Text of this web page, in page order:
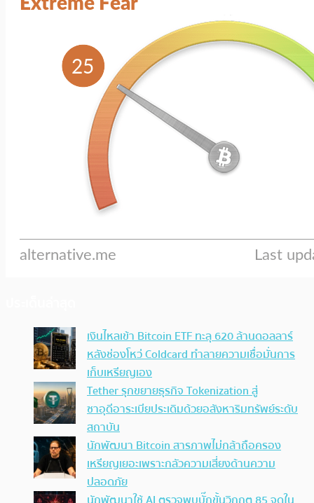
เงินไหลเข้า Bitcoin ETF ทะลุ 620 ล้านดอลลาร์
หลังช่องโหว่ Coldcard ทำลายความเชื่อมั่นการ
เก็บเหรียญเอง
Tether รุกขยายธุรกิจ Tokenization สู่
ซาอุดีอาระเบียประเดิมด้วยอสังหาริมทรัพย์ระดับ
สถาบัน
นักพัฒนา Bitcoin สารภาพไม่กล้าถือครอง
เหรียญเยอะเพราะกลัวความเสี่ยงด้านความ
ปลอดภัย